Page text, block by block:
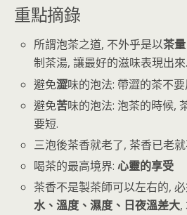
重點摘錄
所謂泡茶之道, 不外乎是以茶
制茶湯, 讓最好的滋味表現出來.
避免澀味的泡法: 帶澀的茶不
避免苦味的泡法: 泡茶的時候,
要短.
三泡後茶香就老了, 茶香已老
喝茶的最高境界:心靈的享受
茶香不是製茶師可以左右的,
水、溫度、濕度、日夜溫差大,